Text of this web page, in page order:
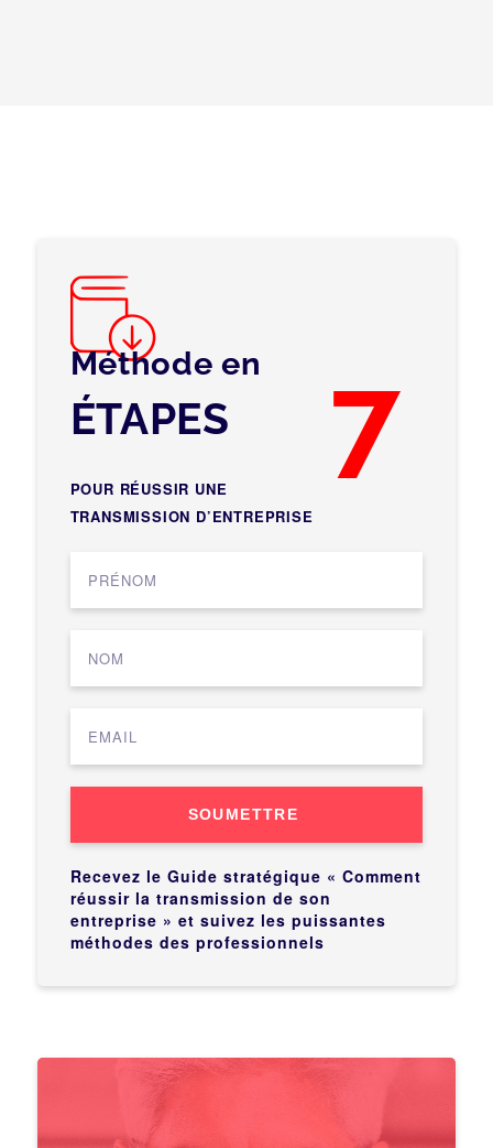
Méthode en 7
ÉTAPES
POUR RÉUSSIR UNE
TRANSMISSION D’ENTREPRISE
SOUMETTRE
Recevez le Guide stratégique « Comment
réussir la transmission de son
entreprise » et suivez les puissantes
méthodes des professionnels